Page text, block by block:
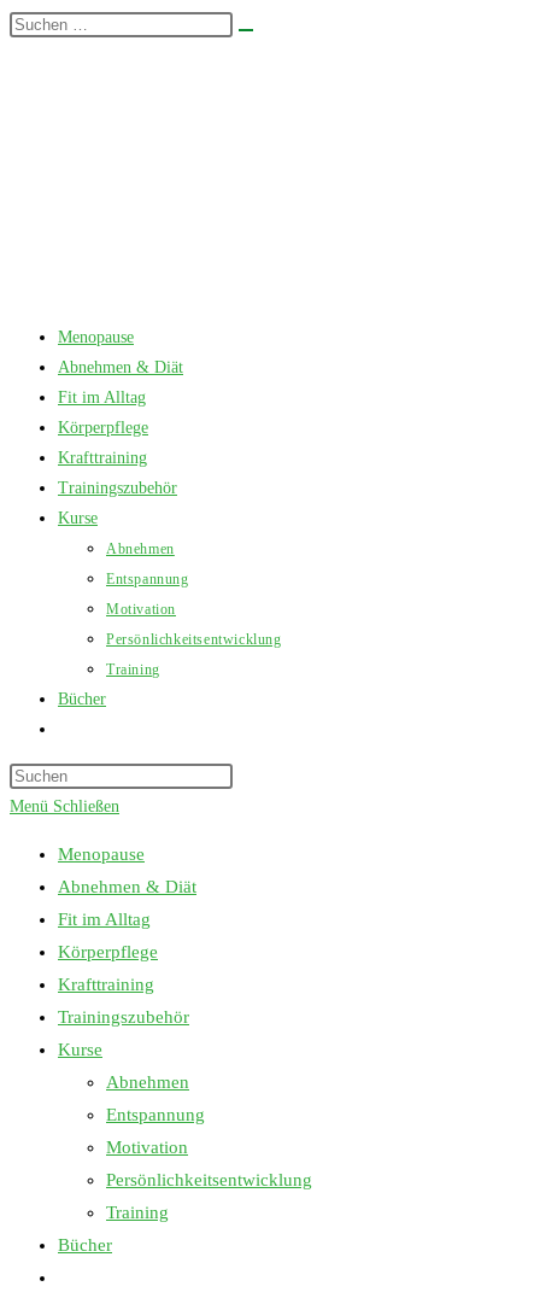
Zum
Diese
Menopause
Abnehmen & Diät
Fit im Alltag
Körperpflege
Krafttraining
Trainingszubehör
Kurse
Abnehmen
Entspannung
Motivation
Persönlichkeitsentwicklung
Training
Bücher
umschalten
Menü Schließen
Menopause
Abnehmen & Diät
Fit im Alltag
Körperpflege
Krafttraining
Trainingszubehör
Kurse
Abnehmen
Entspannung
Motivation
Persönlichkeitsentwicklung
Training
Bücher